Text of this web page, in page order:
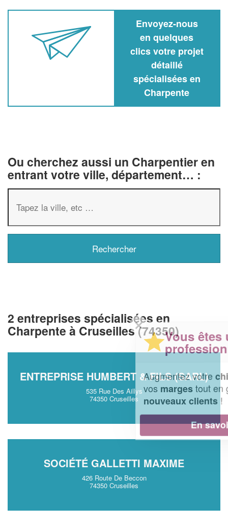
Envoyez-nous
en quelques
clics votre projet
détaillé
spécialisées en
Charpente
Ou cherchez aussi un Charpentier en
entrant votre ville, département… :
2 entreprises spécialisées en
Charpente à Cruseilles (74350)
ENTREPRISE HUMBERT & FILS (SARL)
535 Rue Des Aillys
74350 Cruseilles
SOCIÉTÉ GALLETTI MAXIME
426 Route De Beccon
74350 Cruseilles
✕
Vous êtes un
professionnel ?
Augmentez votrechiffre d'affaireset
margestout en gagnant de
nouveaux clients!
En savoir plus